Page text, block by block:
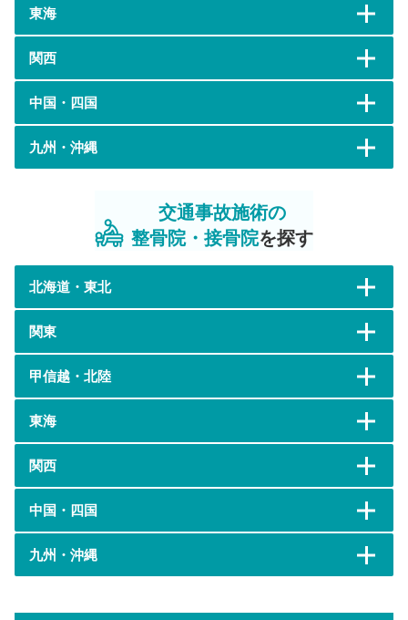
東海
関西
中国・四国
九州・沖縄
交通事故施術の
整骨院・接骨院を探す
北海道・東北
関東
甲信越・北陸
東海
関西
中国・四国
九州・沖縄